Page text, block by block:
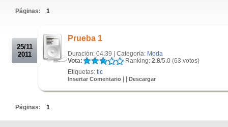
Páginas: 1
25/11
2011
Prueba 1
Duración: 04:39 | Categoría: Moda
Vota:
Ranking: 2.8/5.0 (63 votos)
Etiquetas: tic
Insertar Comentario | | Descargar
Páginas: 1